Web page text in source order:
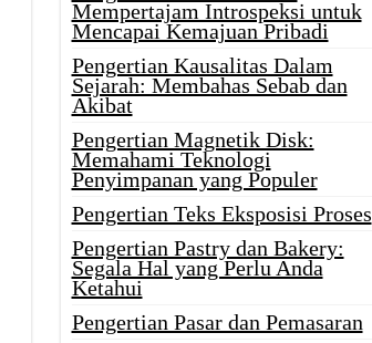
Mempertajam Introspeksi untuk
Mencapai Kemajuan Pribadi
Pengertian Kausalitas Dalam
Sejarah: Membahas Sebab dan
Akibat
Pengertian Magnetik Disk:
Memahami Teknologi
Penyimpanan yang Populer
Pengertian Teks Eksposisi Proses
Pengertian Pastry dan Bakery:
Segala Hal yang Perlu Anda
Ketahui
Pengertian Pasar dan Pemasaran